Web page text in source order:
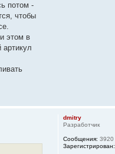
потом -
чтобы
этом в
dmitry
Разработчик
Сообщения: 3920
Зарегистрирован: